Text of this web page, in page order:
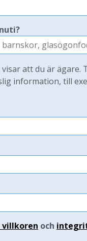
att du är
information, till
villkoren och